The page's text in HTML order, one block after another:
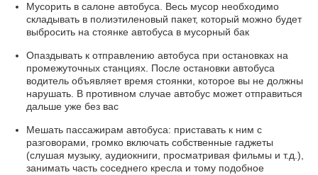
Мусорить в салоне автобуса. Весь мусор необходимо
складывать в полиэтиленовый пакет, который можно будет
выбросить на стоянке автобуса в мусорный бак
Опаздывать к отправлению автобуса при остановках на
промежуточных станциях. После остановки автобуса
водитель объявляет время стоянки, которое вы не должны
нарушать. В противном случае автобус может отправиться
дальше уже без вас
Мешать пассажирам автобуса: приставать к ним с
разговорами, громко включать собственные гаджеты
(слушая музыку, аудиокниги, просматривая фильмы и т.д.),
занимать часть соседнего кресла и тому подобное